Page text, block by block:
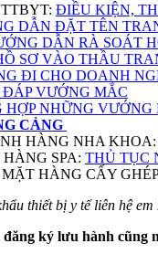
TTBYT: ĐIỀU KIỆN,
DẪN ĐẶT TÊN
DẪN RÀ SOÁT
SƠ VÀO THẦU
ĐI CHO DOANH
VƯỚNG MẮC
HỢP NHỮNG
CẢNG
HÀNG NHA KHOA:
SPA: THỦ TỤC
HÀNG CẤY
thiết bị y tế liên hệ
ký lưu hành